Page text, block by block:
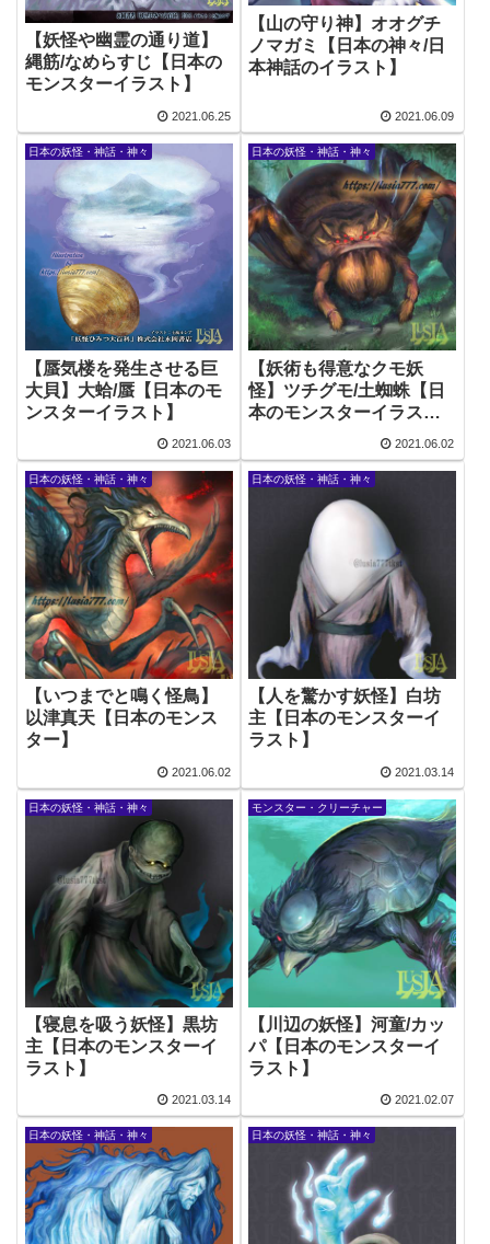
【妖怪や幽霊の通り道】
縄筋/なめらすじ【日本の
モンスターイラスト】
2021.06.25
【山の守り神】オオグチ
ノマガミ【日本の神々/日
本神話のイラスト】
2021.06.09
日本の妖怪・神話・神々
【蜃気楼を発生させる巨
大貝】大蛤/蜃【日本のモ
ンスターイラスト】
2021.06.03
日本の妖怪・神話・神々
【妖術も得意なクモ妖
怪】ツチグモ/土蜘蛛【日
本のモンスターイラス
2021.06.02
日本の妖怪・神話・神々
【いつまでと鳴く怪鳥】
以津真天【日本のモンス
ター】
2021.06.02
日本の妖怪・神話・神々
【人を驚かす妖怪】白坊
主【日本のモンスターイ
ラスト】
2021.03.14
日本の妖怪・神話・神々
【寝息を吸う妖怪】黒坊
主【日本のモンスターイ
ラスト】
2021.03.14
モンスター・クリーチャー
【川辺の妖怪】河童/カッ
パ【日本のモンスターイ
ラスト】
2021.02.07
日本の妖怪・神話・神々 日本の妖怪・神話・神々